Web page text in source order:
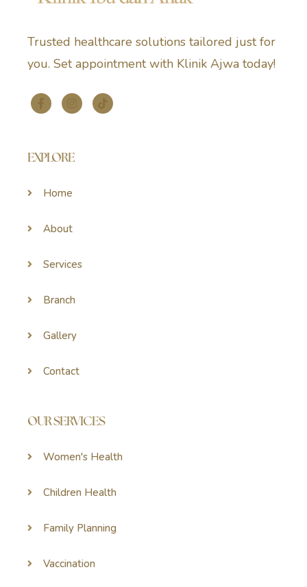
Trusted healthcare solutions tailored just for
you. Set appointment with Klinik Ajwa today!
EXPLORE
Home
About
Services
Branch
Gallery
Contact
OUR SERVICES
Women's Health
Children Health
Family Planning
Vaccination